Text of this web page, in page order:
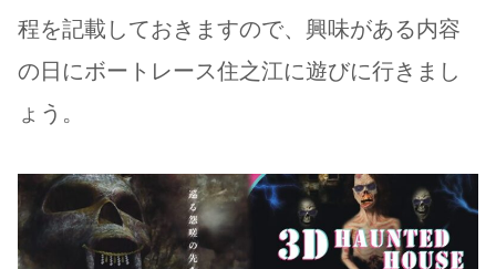
程を記載しておきますので、興味がある内容
の日にボートレース住之江に遊びに行きまし
ょう。